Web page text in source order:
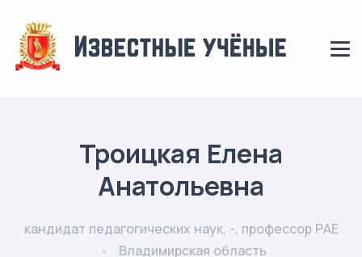
Троицкая Елена
Анатольевна
кандидат педагогических наук, -, профессор РАЕ
Владимирская область